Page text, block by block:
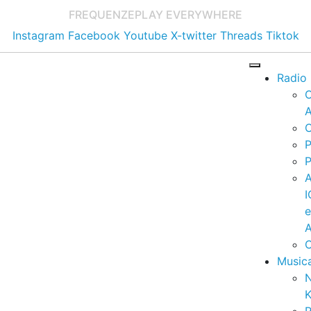
FREQUENZEPLAY EVERYWHERE
Instagram Facebook Youtube X-twitter Threads Tiktok
Radio
e